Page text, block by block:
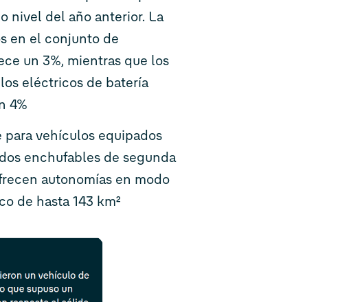
nivel del año anterior. La
en el conjunto de
un 3%, mientras que los
eléctricos de batería
4%
para vehículos equipados
enchufables de segunda
autonomías en modo
de hasta 143 km²